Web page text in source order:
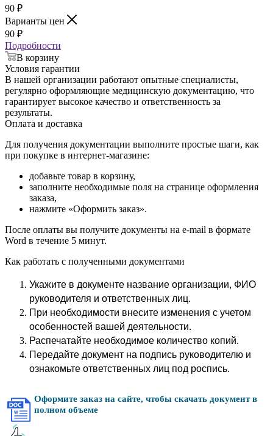
90 ₽
Варианты цен
90 ₽
Подробности
В корзину
Условия гарантии
В нашей организации работают опытные специалисты,
регулярно оформляющие медицинскую документацию, что
гарантирует высокое качество и ответственность за
результаты.
Оплата и доставка
Для получения документации выполните простые шаги, как
при покупке в интернет-магазине:
добавьте товар в корзину,
заполните необходимые поля на странице оформления
заказа,
нажмите «Оформить заказ».
После оплаты вы получите документы на e-mail в формате
Word в течение 5 минут.
Как работать с полученными документами
Укажите в документе название организации, ФИО
руководителя и ответственных лиц.
При необходимости внесите изменения с учетом
особенностей вашей деятельности.
Распечатайте необходимое количество копий.
Передайте документ на подпись руководителю и
ознакомьте ответственных лиц под роспись.
Оформите заказ на сайте, чтобы скачать документ в
полном объеме